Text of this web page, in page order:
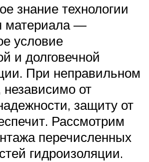
знание технологии
материала —
условие
и долговечной
При неправильном
от
защиту от
Рассмотрим
перечисленных
гидроизоляции.